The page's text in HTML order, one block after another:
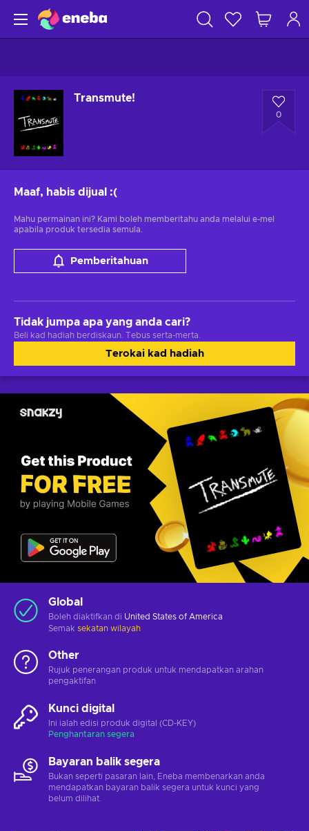
Transmute!
0
Maaf, habis dijual :(
Mahu permainan ini? Kami boleh memberitahu anda melalui e-mel
apabila produk tersedia semula.
Pemberitahuan
Tidak jumpa apa yang anda cari?
Beli kad hadiah berdiskaun. Tebus serta-merta.
Terokai kad hadiah
Global
Boleh diaktifkan di United States of America
Semak sekatan wilayah
Other
Rujuk penerangan produk untuk mendapatkan arahan
pengaktifan
Kunci digital
Ini ialah edisi produk digital (CD-KEY)
Penghantaran segera
Bayaran balik segera
Bukan seperti pasaran lain, Eneba membenarkan anda
mendapatkan bayaran balik segera untuk kunci yang
belum dilihat.